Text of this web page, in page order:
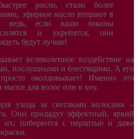
росли, стали более
эфирное масло втирают в
ведь, если ваши локоны
и укрепятся, они
будут лучше!
великолепное воздействие на
послушными и блестящими. А его
околдовывает! Именно это
для волос или в хну.
ухода за светлыми волосами –
Они придадут эффектный, яркий
их, поборются с перхотью и даже